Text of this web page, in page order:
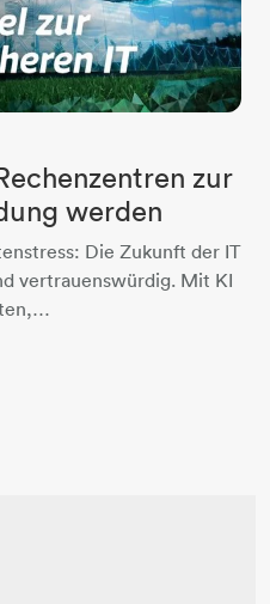
zur
werden
Die Zukunft der IT
vertrauenswürdig. Mit KI